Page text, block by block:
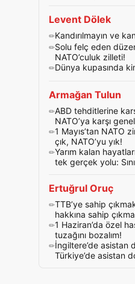
Levent Dölek
Kandırılmayın ve
Solu felç eden
NATO’culuk zilleti!
Dünya kupasında
Armağan Tulun
ABD tehditlerine
NATO’ya karşı
1 Mayıs’tan NATO
çık, NATO’yu yık!
Yarım kalan
tek gerçek yolu:
Ertuğrul Oruç
TTB’ye sahip
hakkına sahip
1 Haziran’da özel
tuzağını bozalım!
İngiltere’de asistan
Türkiye’de asistan